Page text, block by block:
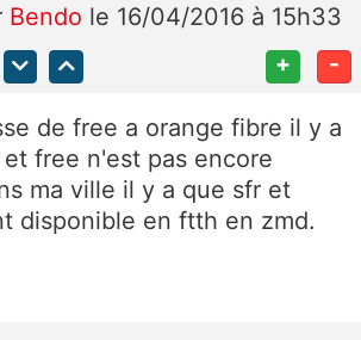
Bendo le 16/04/2016 à 15h33
+ -
de free a orange fibre il y a
et free n'est pas encore
ma ville il y a que sfr et
disponible en ftth en zmd.